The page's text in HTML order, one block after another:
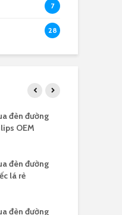
7
28
đèn đường
OEM
đèn đường
lá rẻ
đèn đường